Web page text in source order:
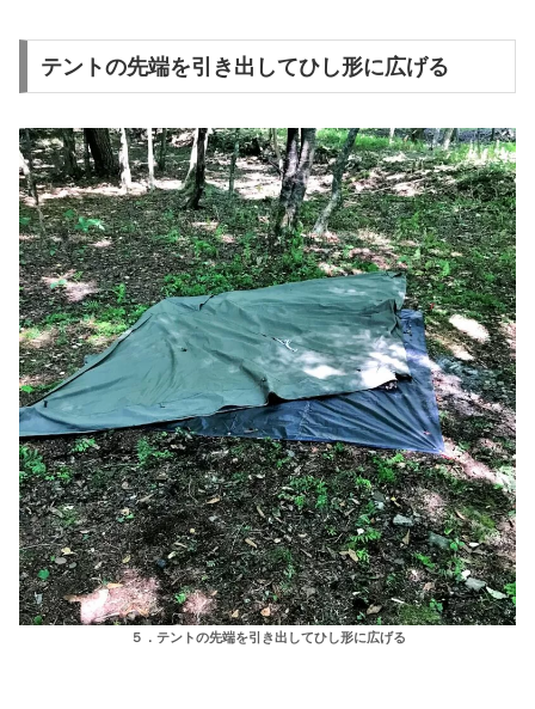
テントの先端を引き出してひし形に広げる
５．テントの先端を引き出してひし形に広げる